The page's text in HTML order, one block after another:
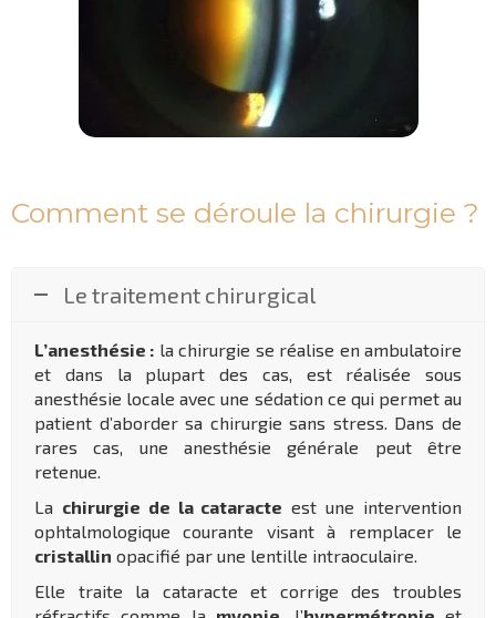
Comment se déroule la chirurgie ?
Le traitement chirurgical
L’anesthésie : la chirurgie se réalise en ambulatoire
et dans la plupart des cas, est réalisée sous
anesthésie locale avec une sédation ce qui permet au
patient d’aborder sa chirurgie sans stress. Dans de
rares cas, une anesthésie générale peut être
retenue.
La chirurgie de la cataracte est une intervention
ophtalmologique courante visant à remplacer le
cristallin opacifié par une lentille intraoculaire.
Elle traite la cataracte et corrige des troubles